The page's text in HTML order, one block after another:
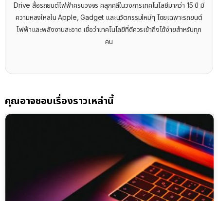
Drive สื่อรถยนต์ไฟฟ้าครบวงจร คลุกคลีในวงการเทคโนโลยีมากว่า 15 ปี มี
ความหลงใหลใน Apple, Gadget และนวัตกรรมใหม่ๆ โดยเฉพาะรถยนต์
ไฟฟ้าและพลังงานสะอาด เชื่อว่าเทคโนโลยีที่ดีควรเข้าถึงได้ง่ายสำหรับทุก
คน
คุณอาจชอบเรื่องราวเหล่านี้